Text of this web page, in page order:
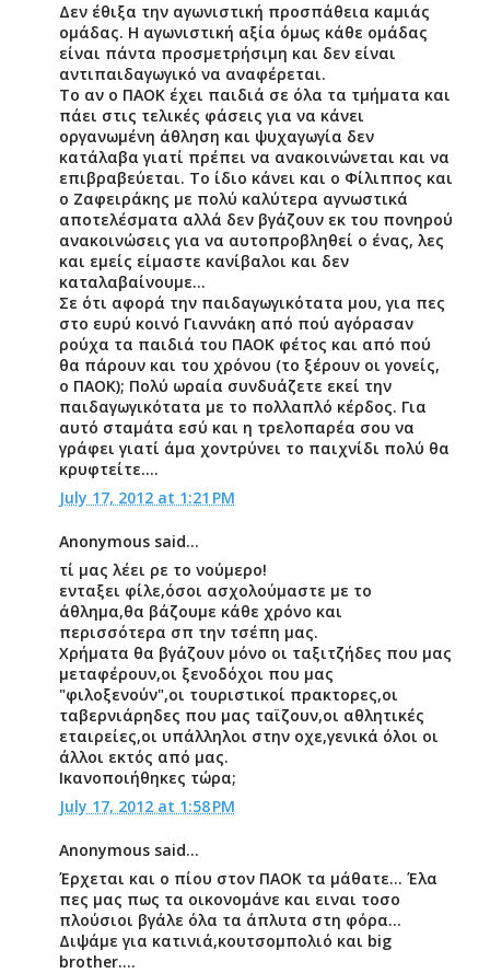
Δεν έθιξα την αγωνιστική προσπάθεια καμιάς
ομάδας. Η αγωνιστική αξία όμως κάθε ομάδας
είναι πάντα προσμετρήσιμη και δεν είναι
αντιπαιδαγωγικό να αναφέρεται.
Το αν ο ΠΑΟΚ έχει παιδιά σε όλα τα τμήματα και
πάει στις τελικές φάσεις για να κάνει
οργανωμένη άθληση και ψυχαγωγία δεν
κατάλαβα γιατί πρέπει να ανακοινώνεται και να
επιβραβεύεται. Το ίδιο κάνει και ο Φίλιππος και
ο Ζαφειράκης με πολύ καλύτερα αγνωστικά
αποτελέσματα αλλά δεν βγάζουν εκ του πονηρού
ανακοινώσεις για να αυτοπροβληθεί ο ένας, λες
και εμείς είμαστε κανίβαλοι και δεν
καταλαβαίνουμε…
Σε ότι αφορά την παιδαγωγικότατα μου, για πες
στο ευρύ κοινό Γιαννάκη από πού αγόρασαν
ρούχα τα παιδιά του ΠΑΟΚ φέτος και από πού
θα πάρουν και του χρόνου (το ξέρουν οι γονείς,
ο ΠΑΟΚ); Πολύ ωραία συνδυάζετε εκεί την
παιδαγωγικότατα με το πολλαπλό κέρδος. Για
αυτό σταμάτα εσύ και η τρελοπαρέα σου να
γράφει γιατί άμα χοντρύνει το παιχνίδι πολύ θα
κρυφτείτε….
July 17, 2012 at 1:21 PM
Anonymous said...
τί μας λέει ρε το νούμερο!
ενταξει φίλε,όσοι ασχολούμαστε με το
άθλημα,θα βάζουμε κάθε χρόνο και
περισσότερα σπ την τσέπη μας.
Χρήματα θα βγάζουν μόνο οι ταξιτζήδες που μας
μεταφέρουν,οι ξενοδόχοι που μας
"φιλοξενούν",οι τουριστικοί πρακτορες,οι
ταβερνιάρηδες που μας ταϊζουν,οι αθλητικές
εταιρείες,οι υπάλληλοι στην οχε,γενικά όλοι οι
άλλοι εκτός από μας.
Ικανοποιήθηκες τώρα;
July 17, 2012 at 1:58 PM
Anonymous said...
Έρχεται και ο πίου στον ΠΑΟΚ τα μάθατε... Έλα
πες μας πως τα οικονομάνε και ειναι τοσο
πλούσιοι βγάλε όλα τα άπλυτα στη φόρα...
Διψάμε για κατινιά,κουτσομπολιό και big
brother....